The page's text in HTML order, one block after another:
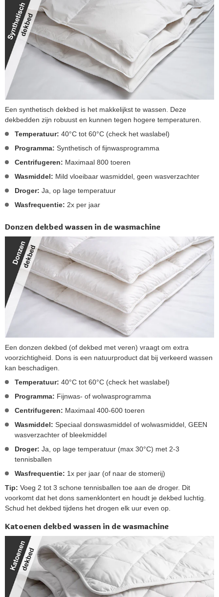
Een synthetisch dekbed is het makkelijkst te wassen. Deze
dekbedden zijn robuust en kunnen tegen hogere temperaturen.
Temperatuur: 40°C tot 60°C (check het waslabel)
Programma: Synthetisch of fijnwasprogramma
Centrifugeren: Maximaal 800 toeren
Wasmiddel: Mild vloeibaar wasmiddel, geen wasverzachter
Droger: Ja, op lage temperatuur
Wasfrequentie: 2x per jaar
Donzen dekbed wassen in de wasmachine
Een donzen dekbed (of dekbed met veren) vraagt om extra
voorzichtigheid. Dons is een natuurproduct dat bij verkeerd wassen
kan beschadigen.
Temperatuur: 40°C tot 60°C (check het waslabel)
Programma: Fijnwas- of wolwasprogramma
Centrifugeren: Maximaal 400-600 toeren
Wasmiddel: Speciaal donswasmiddel of wolwasmiddel, GEEN
wasverzachter of bleekmiddel
Droger: Ja, op lage temperatuur (max 30°C) met 2-3
tennisballen
Wasfrequentie: 1x per jaar (of naar de stomerij)
Tip: Voeg 2 tot 3 schone tennisballen toe aan de droger. Dit
voorkomt dat het dons samenklontert en houdt je dekbed luchtig.
Schud het dekbed tijdens het drogen elk uur even op.
Katoenen dekbed wassen in de wasmachine